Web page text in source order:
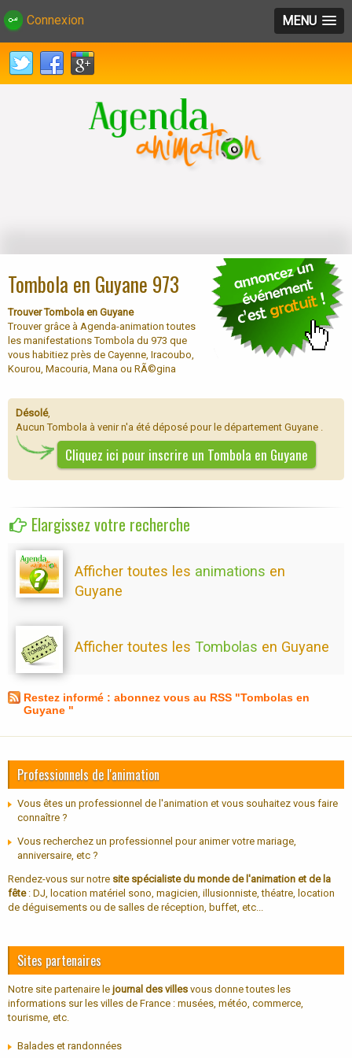
Connexion MENU
Tombola en Guyane 973
Trouver Tombola en Guyane
Trouver grâce à Agenda-animation toutes
les manifestations Tombola du 973 que
vous habitiez près de Cayenne, Iracoubo,
Kourou, Macouria, Mana ou RÃ©gina
Désolé,
Aucun Tombola à venir n'a été déposé pour le département Guyane .
Cliquez ici pour inscrire un Tombola en Guyane
Elargissez votre recherche
Afficher toutes les animations en
Guyane
Afficher toutes les Tombolas en Guyane
Restez informé : abonnez vous au RSS "Tombolas en
Guyane "
Professionnels de l'animation
Vous êtes un professionnel de l'animation et vous souhaitez vous faire
connaître ?
Vous recherchez un professionnel pour animer votre mariage,
anniversaire, etc ?
Rendez-vous sur notre site spécialiste du monde de l'animation et de la
fête: DJ, location matériel sono, magicien, illusionniste, théatre, location
de déguisements ou de salles de réception, buffet, etc...
Sites partenaires
Notre site partenaire le journal des villes vous donne toutes les
informations sur les villes de France : musées, météo, commerce,
tourisme, etc.
Balades et randonnées